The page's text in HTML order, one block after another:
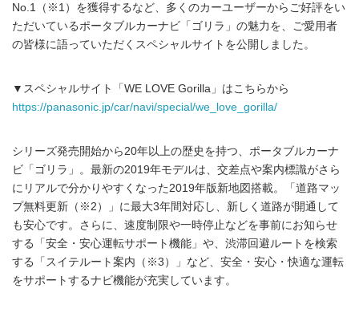
No.1（※1）を獲得するなど、多くのカーユーザーからご好評をい
ただいているポータブルカーナビ「ゴリラ」の魅力を、ご愛用者
の皆様に語っていただくスペシャルサイトを公開しました。
▼スペシャルサイト「WE LOVE Gorilla」はこちらから
https://panasonic.jp/car/navi/special/we_love_gorilla/
シリーズ発売開始から20年以上の歴史を持つ、ポータブルカーナ
ビ「ゴリラ」。最新の2019年モデルは、交差点や案内標識がさら
にリアルで分かりやすくなった2019年版新地図搭載。「道路マッ
プ無料更新（※2）」に最大3年間対応し、新しく道路が開通して
も安心です。さらに、速度制限や一時停止などを事前にお知らせ
する「安全・安心運転サポート機能」や、渋滞回避ルートを検索
する「スイテルート案内（※3）」など、安全・安心・快適な運転
をサポートするナビ機能が充実しています。